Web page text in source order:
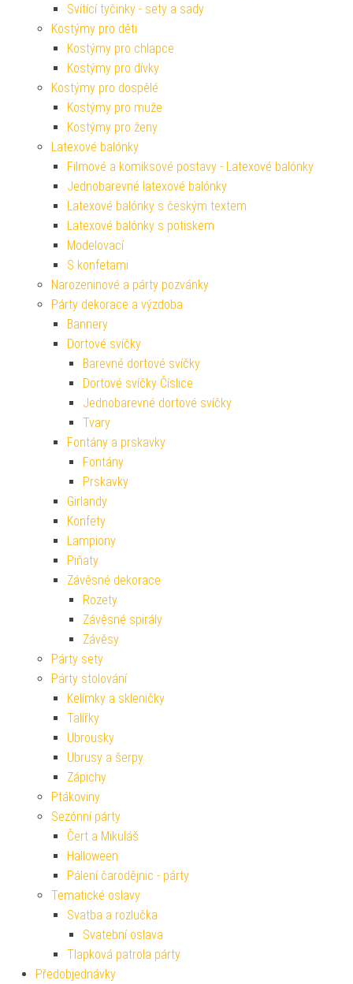
Svítící tyčinky - sety a sady
Kostýmy pro děti
Kostýmy pro chlapce
Kostýmy pro dívky
Kostýmy pro dospělé
Kostýmy pro muže
Kostýmy pro ženy
Latexové balónky
Filmové a komiksové postavy - Latexové balónky
Jednobarevné latexové balónky
Latexové balónky s českým textem
Latexové balónky s potiskem
Modelovací
S konfetami
Narozeninové a párty pozvánky
Párty dekorace a výzdoba
Bannery
Dortové svíčky
Barevné dortové svíčky
Dortové svíčky Číslice
Jednobarevné dortové svíčky
Tvary
Fontány a prskavky
Fontány
Prskavky
Girlandy
Konfety
Lampiony
Piňaty
Závěsné dekorace
Rozety
Závěsné spirály
Závěsy
Párty sety
Párty stolování
Kelímky a skleničky
Talířky
Ubrousky
Ubrusy a šerpy
Zápichy
Ptákoviny
Sezónní párty
Čert a Mikuláš
Halloween
Pálení čarodějnic - párty
Tematické oslavy
Svatba a rozlučka
Svatební oslava
Tlapková patrola párty
Předobjednávky